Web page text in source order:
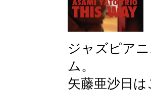
ジャズピア
ム。
矢藤亜沙日